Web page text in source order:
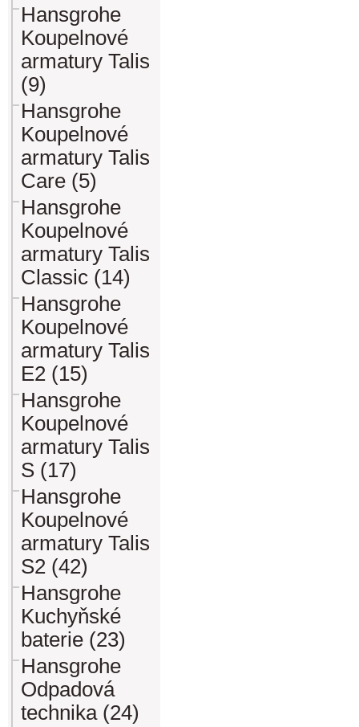
Hansgrohe
Koupelnové
armatury Talis
(9)
Hansgrohe
Koupelnové
armatury Talis
Care (5)
Hansgrohe
Koupelnové
armatury Talis
Classic (14)
Hansgrohe
Koupelnové
armatury Talis
E2 (15)
Hansgrohe
Koupelnové
armatury Talis
S (17)
Hansgrohe
Koupelnové
armatury Talis
S2 (42)
Hansgrohe
Kuchyňské
baterie (23)
Hansgrohe
Odpadová
technika (24)